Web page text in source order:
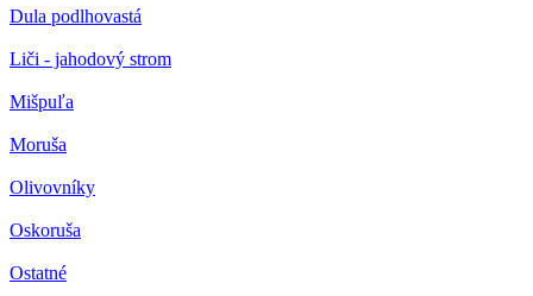
Dula podlhovastá
Liči - jahodový strom
Mišpuľa
Moruša
Olivovníky
Oskoruša
Ostatné